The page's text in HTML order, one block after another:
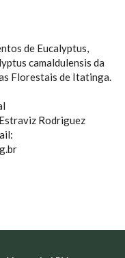
de Eucalyptus,
camaldulensis da
Florestais de Itatinga.
Rodriguez